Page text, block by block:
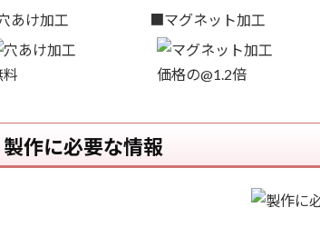
あけ加工
料
■マグネット加工
価格の@1.2倍
製作に必要な情報